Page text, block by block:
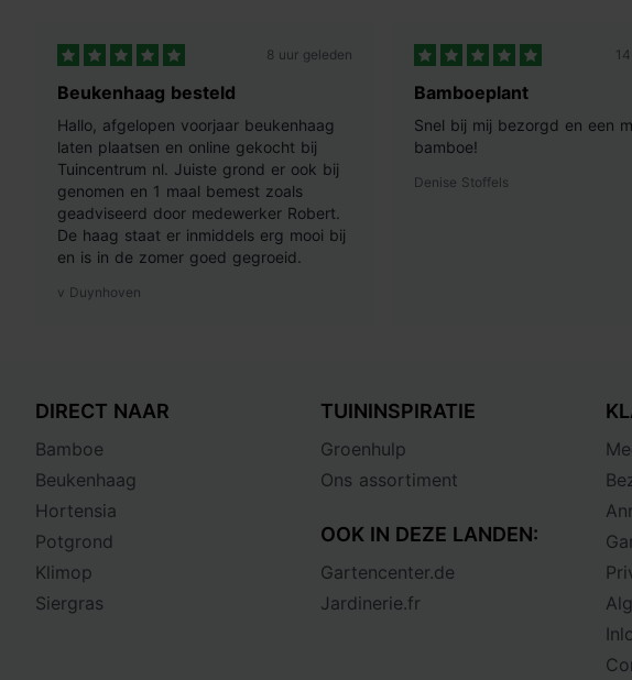
8 uur geleden
Beukenhaag besteld
Hallo, afgelopen voorjaar beukenhaag
laten plaatsen en online gekocht bij
Tuincentrum nl. Juiste grond er ook bij
genomen en 1 maal bemest zoals
geadviseerd door medewerker Robert.
De haag staat er inmiddels erg mooi bij
en is in de zomer goed gegroeid.
v Duynhoven
Bamboeplant
Snel bij mij bezorgd en een
bamboe!
Denise Stoffels
DIRECT NAAR
Bamboe
Beukenhaag
Hortensia
Potgrond
Klimop
Siergras
TUININSPIRATIE
Groenhulp
Ons assortiment
OOK IN DEZE LANDEN:
Gartencenter.de
Jardinerie.fr